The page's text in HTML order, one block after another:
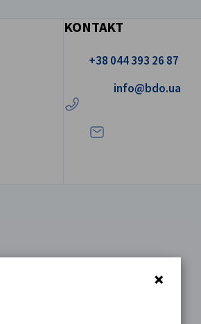
KONTAKT
Rufen Sie uns an!
+38 044 393 26 87
Schreiben Sie uns eine
info@bdo.ua